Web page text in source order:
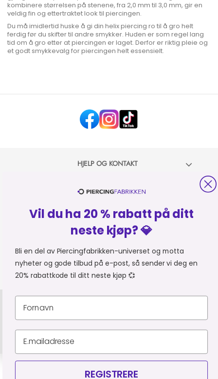
kombinere størrelsen på stenene, fra 2,0 mm til 3,0 mm, gir en
veldig fin og ettertraktet look til piercingen.
Du må imidlertid huske å gi din helix piercing ro til å gro helt
ferdig før du skifter til andre smykker. Huden er som regel lang
tid om å gro etter at piercingen er laget. Derfor er riktig pleie og
et godt smykkevalg for piercingen helt essensielt.
HJELP OG KONTAKT
OM PIERCINGFABRIKKEN
MER FRA PIERCINGFABRIKKEN
Personvernerklæring Leveringsbetingelser
Vil du ha 20 % rabatt på ditt
neste kjøp? 💎
Bli en del av Piercingfabrikken-universet og motta
nyheter og gode tilbud på e-post, så sender vi deg en
20% rabattkode til ditt neste kjøp 💞
REGISTRERE